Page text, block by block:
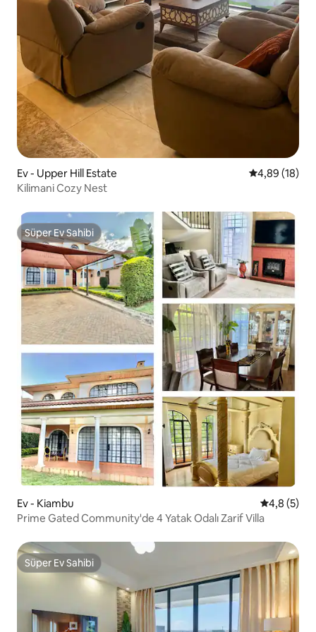
Ev - Upper Hill Estate 5 üzerinden
4,89 (18)
Kilimani Cozy Nest
Süper Ev Sahibi
Süper Ev Sahibi
Ev - Kiambu 54,8 (5)
Prime Gated Community'de 4 Yatak Odalı Zarif Villa
Süper Ev Sahibi
Süper Ev Sahibi